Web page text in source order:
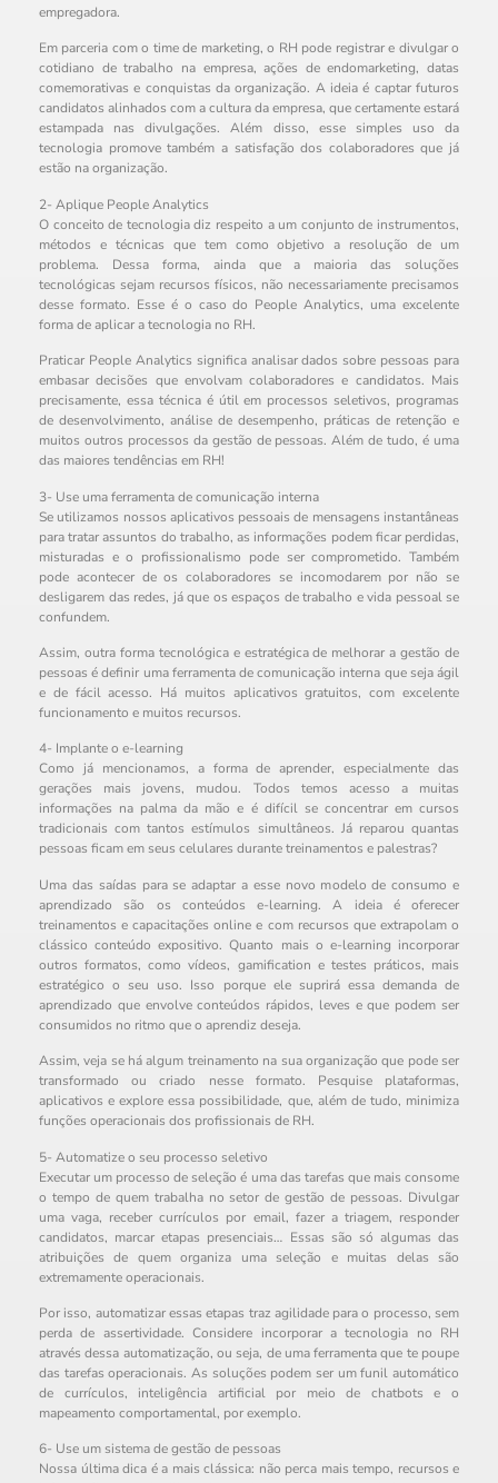
empregadora.
Em parceria com o time de marketing, o RH pode registrar e divulgar o
cotidiano de trabalho na empresa, ações de endomarketing, datas
comemorativas e conquistas da organização. A ideia é captar futuros
candidatos alinhados com a cultura da empresa, que certamente estará
estampada nas divulgações. Além disso, esse simples uso da
tecnologia promove também a satisfação dos colaboradores que já
estão na organização.
2- Aplique People Analytics
O conceito de tecnologia diz respeito a um conjunto de instrumentos,
métodos e técnicas que tem como objetivo a resolução de um
problema. Dessa forma, ainda que a maioria das soluções
tecnológicas sejam recursos físicos, não necessariamente precisamos
desse formato. Esse é o caso do People Analytics, uma excelente
forma de aplicar a tecnologia no RH.
Praticar People Analytics significa analisar dados sobre pessoas para
embasar decisões que envolvam colaboradores e candidatos. Mais
precisamente, essa técnica é útil em processos seletivos, programas
de desenvolvimento, análise de desempenho, práticas de retenção e
muitos outros processos da gestão de pessoas. Além de tudo, é uma
das maiores tendências em RH!
3- Use uma ferramenta de comunicação interna
Se utilizamos nossos aplicativos pessoais de mensagens instantâneas
para tratar assuntos do trabalho, as informações podem ficar perdidas,
misturadas e o profissionalismo pode ser comprometido. Também
pode acontecer de os colaboradores se incomodarem por não se
desligarem das redes, já que os espaços de trabalho e vida pessoal se
confundem.
Assim, outra forma tecnológica e estratégica de melhorar a gestão de
pessoas é definir uma ferramenta de comunicação interna que seja ágil
e de fácil acesso. Há muitos aplicativos gratuitos, com excelente
funcionamento e muitos recursos.
4- Implante o e-learning
Como já mencionamos, a forma de aprender, especialmente das
gerações mais jovens, mudou. Todos temos acesso a muitas
informações na palma da mão e é difícil se concentrar em cursos
tradicionais com tantos estímulos simultâneos. Já reparou quantas
pessoas ficam em seus celulares durante treinamentos e palestras?
Uma das saídas para se adaptar a esse novo modelo de consumo e
aprendizado são os conteúdos e-learning. A ideia é oferecer
treinamentos e capacitações online e com recursos que extrapolam o
clássico conteúdo expositivo. Quanto mais o e-learning incorporar
outros formatos, como vídeos, gamification e testes práticos, mais
estratégico o seu uso. Isso porque ele suprirá essa demanda de
aprendizado que envolve conteúdos rápidos, leves e que podem ser
consumidos no ritmo que o aprendiz deseja.
Assim, veja se há algum treinamento na sua organização que pode ser
transformado ou criado nesse formato. Pesquise plataformas,
aplicativos e explore essa possibilidade, que, além de tudo, minimiza
funções operacionais dos profissionais de RH.
5- Automatize o seu processo seletivo
Executar um processo de seleção é uma das tarefas que mais consome
o tempo de quem trabalha no setor de gestão de pessoas. Divulgar
uma vaga, receber currículos por email, fazer a triagem, responder
candidatos, marcar etapas presenciais… Essas são só algumas das
atribuições de quem organiza uma seleção e muitas delas são
extremamente operacionais.
Por isso, automatizar essas etapas traz agilidade para o processo, sem
perda de assertividade. Considere incorporar a tecnologia no RH
através dessa automatização, ou seja, de uma ferramenta que te poupe
das tarefas operacionais. As soluções podem ser um funil automático
de currículos, inteligência artificial por meio de chatbots e o
mapeamento comportamental, por exemplo.
6- Use um sistema de gestão de pessoas
Nossa última dica é a mais clássica: não perca mais tempo, recursos e